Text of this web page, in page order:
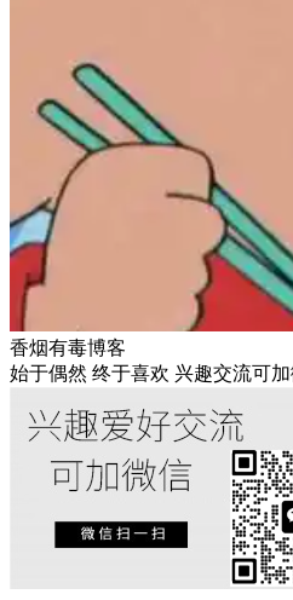
香烟有毒博客
始于偶然 终于喜欢 兴趣交流可加